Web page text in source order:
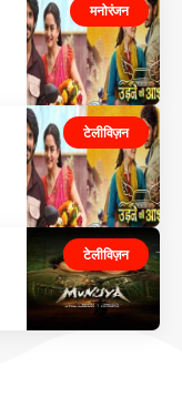
मनोरंजन
टेलीविज़न
टेलीविज़न